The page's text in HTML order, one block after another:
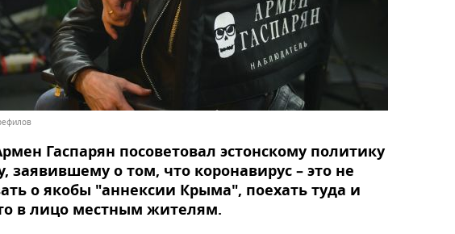
Гаспарян посоветовал эстонскому политику
заявившему о том, что коронавирус – это не
о якобы "аннексии Крыма", поехать туда и
в лицо местным жителям.